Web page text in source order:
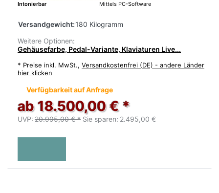
Intonierbar
Mittels PC-Software
Versandgewicht:180 Kilogramm
Weitere Optionen:
Gehäusefarbe, Pedal-Variante, Klaviaturen Live...
* Preise inkl. MwSt., Versandkostenfrei (DE) - andere Länder
hier klicken
Verfügbarkeit auf Anfrage
ab 18.500,00 € *
UVP: 20.995,00 € * Sie sparen: 2.495,00 €